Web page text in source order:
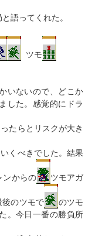
語ってくれた。
ツモ
いないので、どこか
した。感覚的にドラ
たらとリスクが大き
くべきでした。結果
ンからの ツモアガ
後のツモで
のツモ
。今日一番の勝負所